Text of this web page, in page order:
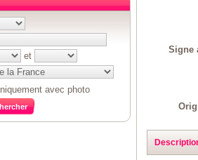
Signe
et
avec photo